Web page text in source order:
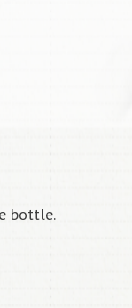
bottle.